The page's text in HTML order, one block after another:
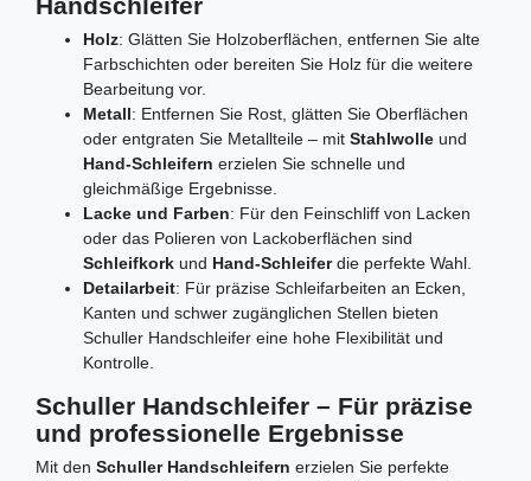
Handschleifer
Holz: Glätten Sie Holzoberflächen, entfernen Sie alte
Farbschichten oder bereiten Sie Holz für die weitere
Bearbeitung vor.
Metall: Entfernen Sie Rost, glätten Sie Oberflächen
oder entgraten Sie Metallteile – mit Stahlwolle und
Hand-Schleifern erzielen Sie schnelle und
gleichmäßige Ergebnisse.
Lacke und Farben: Für den Feinschliff von Lacken
oder das Polieren von Lackoberflächen sind
Schleifkork und Hand-Schleiferdie perfekte Wahl.
Detailarbeit: Für präzise Schleifarbeiten an Ecken,
Kanten und schwer zugänglichen Stellen bieten
Schuller Handschleifer eine hohe Flexibilität und
Kontrolle.
Schuller Handschleifer – Für präzise
und professionelle Ergebnisse
Mit den Schuller Handschleifern erzielen Sie perfekte